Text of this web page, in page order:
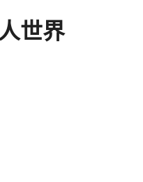
設計
世界